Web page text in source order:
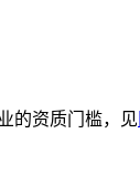
的资质门槛，见